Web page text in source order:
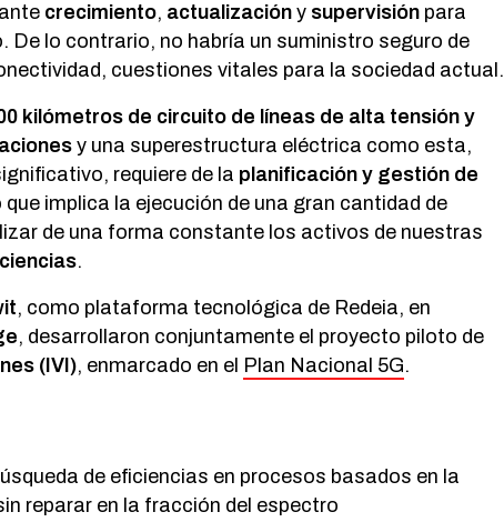
crecimiento, actualización y supervisión para
lo contrario, no habría un suministro seguro de
cuestiones vitales para la sociedad actual.
kilómetros de circuito de líneas de alta tensión y
y una superestructura eléctrica como esta,
requiere de la planificación y gestión de
que implica la ejecución de una gran cantidad de
de una forma constante los activos de nuestras
.
, como plataforma tecnológica de Redeia, en
, desarrollaron conjuntamente el proyecto piloto de
(IVI), enmarcado en el Plan Nacional 5G.
de eficiencias en procesos basados en la
reparar en la fracción del espectro